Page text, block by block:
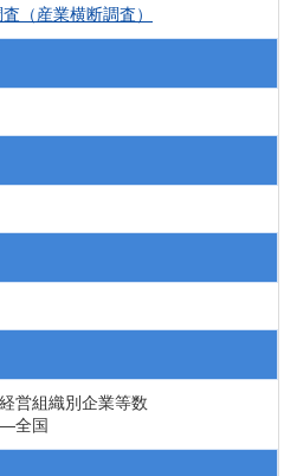
（産業横断調査）
営組織別企業等数
全国